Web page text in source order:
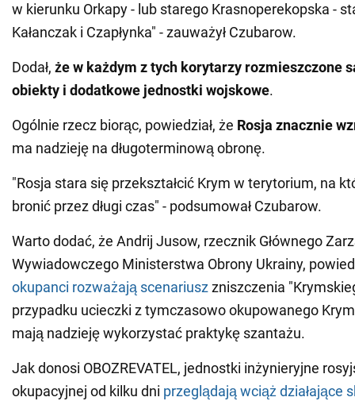
w kierunku Orkapy - lub starego Krasnoperekopska -
Kałanczak i Czapłynka" - zauważył Czubarow.
Dodał, że w każdym z tych korytarzy rozmieszczone
obiekty i dodatkowe jednostki wojskowe.
Ogólnie rzecz biorąc, powiedział, że Rosja znacznie
ma nadzieję na długoterminową obronę.
"Rosja stara się przekształcić Krym w terytorium, na
bronić przez długi czas" - podsumował Czubarow.
Warto dodać, że Andrij Jusow, rzecznik Głównego
Wywiadowczego Ministerstwa Obrony Ukrainy,
okupanci rozważają scenariuszzniszczenia
przypadku ucieczki z tymczasowo okupowanego
mają nadzieję wykorzystać praktykę szantażu.
Jak donosi OBOZREVATEL, jednostki inżynieryjne
okupacyjnej od kilku dni przeglądają wciąż działające